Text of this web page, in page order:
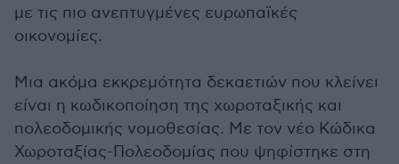
με τις πιο ανεπτυγμένες ευρωπαϊκές
οικονομίες.
Μια ακόμα εκκρεμότητα δεκαετιών που κλείνει
είναι η κωδικοποίηση της χωροταξικής και
πολεοδομικής νομοθεσίας. Με τον νέο Κώδικα
Χωροταξίας-Πολεοδομίας που ψηφίστηκε στη